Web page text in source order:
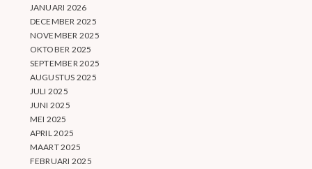
JANUARI 2026
DECEMBER 2025
NOVEMBER 2025
OKTOBER 2025
SEPTEMBER 2025
AUGUSTUS 2025
JULI 2025
JUNI 2025
MEI 2025
APRIL 2025
MAART 2025
FEBRUARI 2025